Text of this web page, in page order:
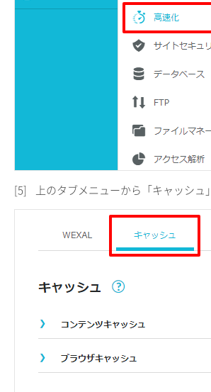
[5] 上のタブメニューから「キャッシュ